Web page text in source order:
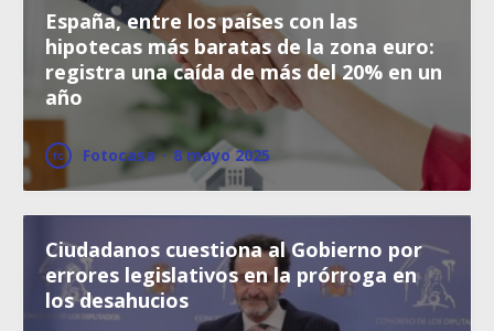
España, entre los países con las
hipotecas más baratas de la zona euro:
registra una caída de más del 20% en un
año
Fotocasa · 8 mayo 2025
Ciudadanos cuestiona al Gobierno por
errores legislativos en la prórroga en
los desahucios